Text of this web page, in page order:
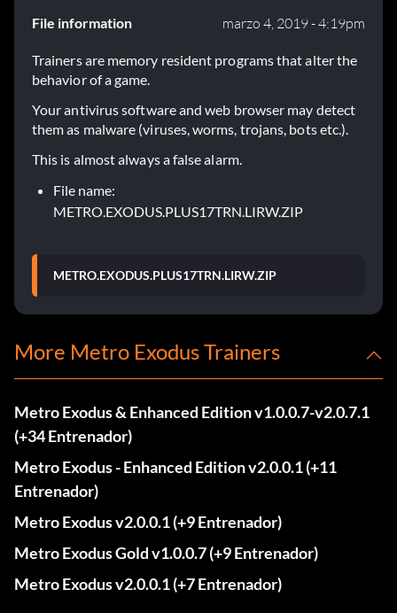
File information marzo 4, 2019 - 4:19pm
Trainers are memory resident programs that alter the
behavior of a game.
Your antivirus software and web browser may detect
them as malware (viruses, worms, trojans, bots etc.).
This is almost always a false alarm.
File name:
METRO.EXODUS.PLUS17TRN.LIRW.ZIP
METRO.EXODUS.PLUS17TRN.LIRW.ZIP
More Metro Exodus Trainers
Metro Exodus & Enhanced Edition v1.0.0.7-v2.0.7.1
(+34 Entrenador)
Metro Exodus - Enhanced Edition v2.0.0.1 (+11
Entrenador)
Metro Exodus v2.0.0.1 (+9 Entrenador)
Metro Exodus Gold v1.0.0.7 (+9 Entrenador)
Metro Exodus v2.0.0.1 (+7 Entrenador)